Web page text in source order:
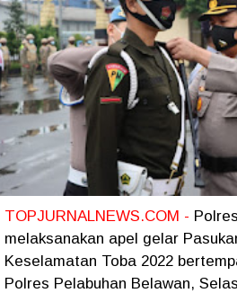
TOPJURNALNEWS.COM -
melaksanakan apel gelar
Keselamatan Toba 2022
Polres Pelabuhan Belawan,